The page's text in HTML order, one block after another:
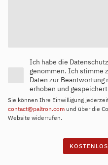
Ich habe die
genommen. Ich stimme
Daten zur
erhoben und
Sie können Ihre Einwilligung
contact@paltron.com und über die
Website widerrufen.